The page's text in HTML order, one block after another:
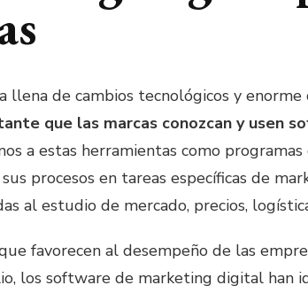
llena de cambios tecnológicos y
que las marcas conozcan y usen
a estas herramientas como
procesos en tareas específicas de
al estudio de mercado, precios,
favorecen al desempeño de las
los software de marketing digital han